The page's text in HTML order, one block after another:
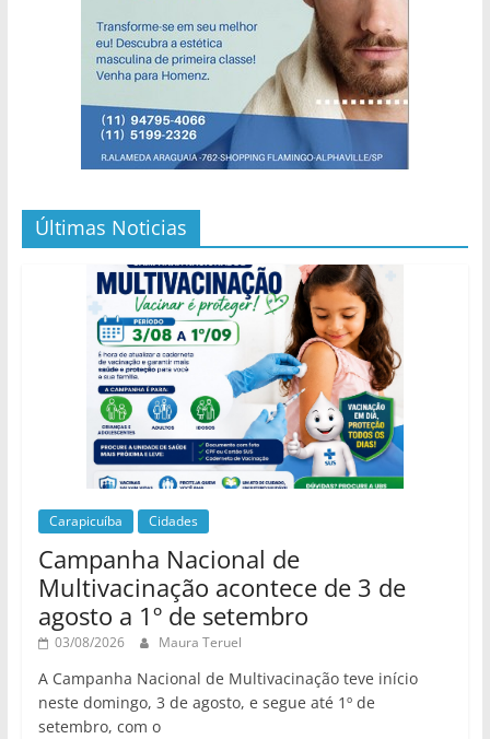
Últimas Noticias
Carapicuíba Cidades
Campanha Nacional de
Multivacinação acontece de 3 de
agosto a 1º de setembro
03/08/2026 Maura Teruel
A Campanha Nacional de Multivacinação teve início
neste domingo, 3 de agosto, e segue até 1º de
setembro, com o